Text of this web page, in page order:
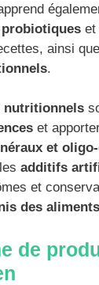
probiotiques et
ainsi
.
nutritionnels
et
et
additifs
et
des
de